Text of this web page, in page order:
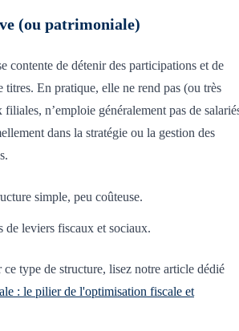
(ou patrimoniale)
contente de détenir des participations et de
titres. En pratique, elle ne rend pas (ou très
filiales, n’emploie généralement pas de
dans la stratégie ou la gestion des
simple, peu coûteuse.
de leviers fiscaux et sociaux.
type de structure, lisez notre article dédié
: le pilier de l'optimisation fiscale et